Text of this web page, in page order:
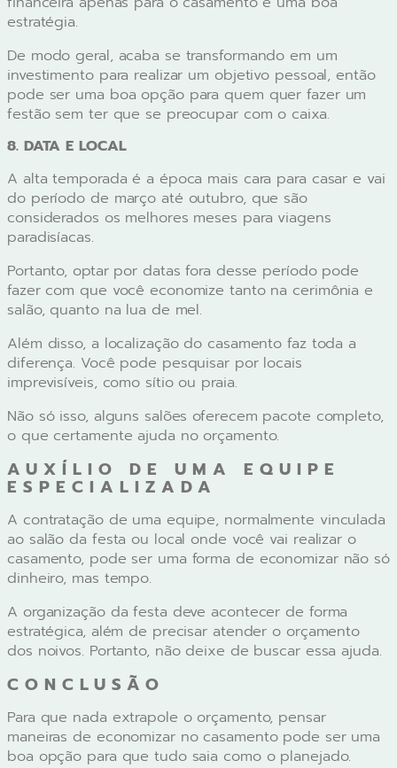
estratégia.
De modo geral, acaba se transformando em um
investimento para realizar um objetivo pessoal, então
pode ser uma boa opção para quem quer fazer um
festão sem ter que se preocupar com o caixa.
8. DATA E LOCAL
A alta temporada é a época mais cara para casar e vai
do período de março até outubro, que são
considerados os melhores meses para viagens
paradisíacas.
Portanto, optar por datas fora desse período pode
fazer com que você economize tanto na cerimônia e
salão, quanto na lua de mel.
Além disso, a localização do casamento faz toda a
diferença. Você pode pesquisar por locais
imprevisíveis, como sítio ou praia.
Não só isso, alguns salões oferecem pacote completo,
o que certamente ajuda no orçamento.
AUXÍLIO DE UMA EQUIPE
ESPECIALIZADA
A contratação de uma equipe, normalmente vinculada
ao salão da festa ou local onde você vai realizar o
casamento, pode ser uma forma de economizar não só
dinheiro, mas tempo.
A organização da festa deve acontecer de forma
estratégica, além de precisar atender o orçamento
dos noivos. Portanto, não deixe de buscar essa ajuda.
CONCLUSÃO
Para que nada extrapole o orçamento, pensar
maneiras de economizar no casamento pode ser uma
boa opção para que tudo saia como o planejado.